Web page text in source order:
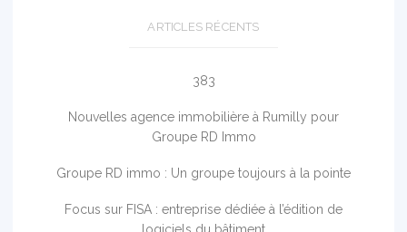
ARTICLES RÉCENTS
383
Nouvelles agence immobilière à Rumilly pour
Groupe RD Immo
Groupe RD immo : Un groupe toujours à la pointe
Focus sur FISA : entreprise dédiée à l’édition de